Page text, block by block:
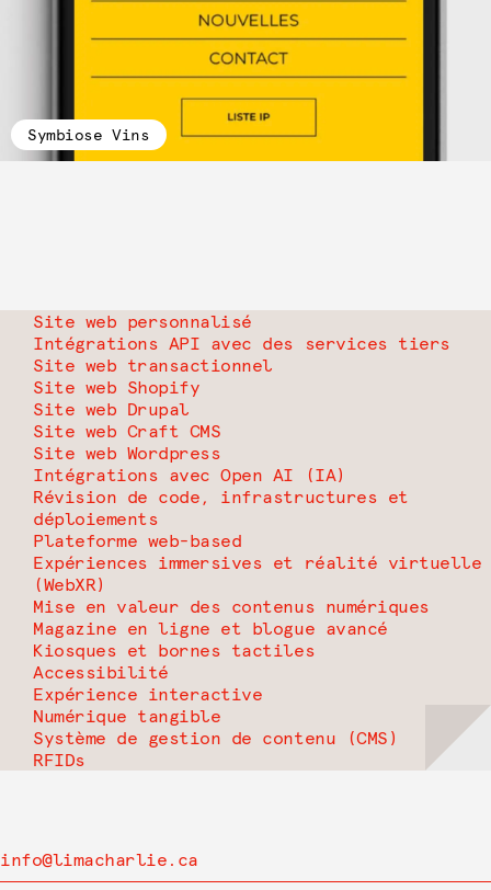
Symbiose Vins
Site web personnalisé
Intégrations API avec des services tiers
Site web transactionnel
Site web Shopify
Site web Drupal
Site web Craft CMS
Site web Wordpress
Intégrations avec Open AI (IA)
Révision de code, infrastructures et
déploiements
Plateforme web-based
Expériences immersives et réalité virtuelle
(WebXR)
Mise en valeur des contenus numériques
Magazine en ligne et blogue avancé
Kiosques et bornes tactiles
Accessibilité
Expérience interactive
Numérique tangible
Système de gestion de contenu (CMS)
RFIDs
info@limacharlie.ca